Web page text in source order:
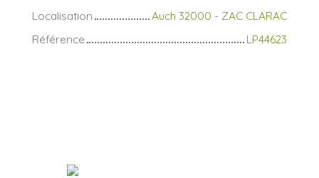
Localisation
Auch 32000 - ZAC CLARAC
Référence
LP44623